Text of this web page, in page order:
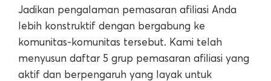
Jadikan pengalaman pemasaran afiliasi Anda
lebih konstruktif dengan bergabung ke
komunitas-komunitas tersebut. Kami telah
menyusun daftar 5 grup pemasaran afiliasi yang
aktif dan berpengaruh yang layak untuk